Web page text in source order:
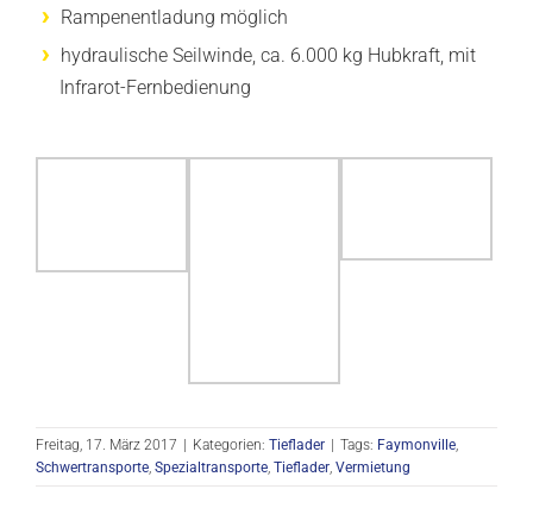
Rampenentladung möglich
hydraulische Seilwinde, ca. 6.000 kg Hubkraft, mit
Infrarot-Fernbedienung
Freitag, 17. März 2017 | Kategorien: Tieflader | Tags: Faymonville,
Schwertransporte, Spezialtransporte, Tieflader, Vermietung